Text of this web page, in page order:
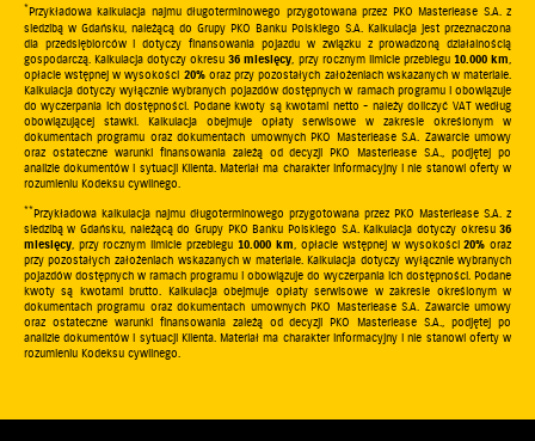
*Przykładowa kalkulacja najmu długoterminowego przygotowana przez PKO Masterlease S.A. z
siedzibą w Gdańsku, należącą do Grupy PKO Banku Polskiego S.A. Kalkulacja jest przeznaczona
dla przedsiębiorców i dotyczy finansowania pojazdu w związku z prowadzoną działalnością
gospodarczą. Kalkulacja dotyczy okresu36 miesięcy, przy rocznym limicie przebiegu10.000 km,
opłacie wstępnej w wysokości 20%oraz przy pozostałych założeniach wskazanych w materiale.
Kalkulacja dotyczy wyłącznie wybranych pojazdów dostępnych w ramach programu i obowiązuje
do wyczerpania ich dostępności. Podane kwoty są kwotami netto - należy doliczyć VAT według
obowiązującej stawki. Kalkulacja obejmuje opłaty serwisowe w zakresie określonym w
dokumentach programu oraz dokumentach umownych PKO Masterlease S.A. Zawarcie umowy
oraz ostateczne warunki finansowania zależą od decyzji PKO Masterlease S.A., podjętej po
analizie dokumentów i sytuacji Klienta. Materiał ma charakter informacyjny i nie stanowi oferty w
rozumieniu Kodeksu cywilnego.
**Przykładowa kalkulacja najmu długoterminowego przygotowana przez PKO Masterlease S.A. z
siedzibą w Gdańsku, należącą do Grupy PKO Banku Polskiego S.A. Kalkulacja dotyczy okresu36
miesięcy, przy rocznym limicie przebiegu10.000 km, opłacie wstępnej w wysokości20% oraz
przy pozostałych założeniach wskazanych w materiale. Kalkulacja dotyczy wyłącznie wybranych
pojazdów dostępnych w ramach programu i obowiązuje do wyczerpania ich dostępności. Podane
kwoty są kwotami brutto. Kalkulacja obejmuje opłaty serwisowe w zakresie określonym w
dokumentach programu oraz dokumentach umownych PKO Masterlease S.A. Zawarcie umowy
oraz ostateczne warunki finansowania zależą od decyzji PKO Masterlease S.A., podjętej po
analizie dokumentów i sytuacji Klienta. Materiał ma charakter informacyjny i nie stanowi oferty w
rozumieniu Kodeksu cywilnego.